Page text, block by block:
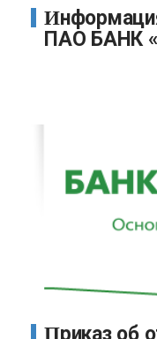
Информация для кредиторов
ПАО БАНК
Приказ об отзыве лицензии на